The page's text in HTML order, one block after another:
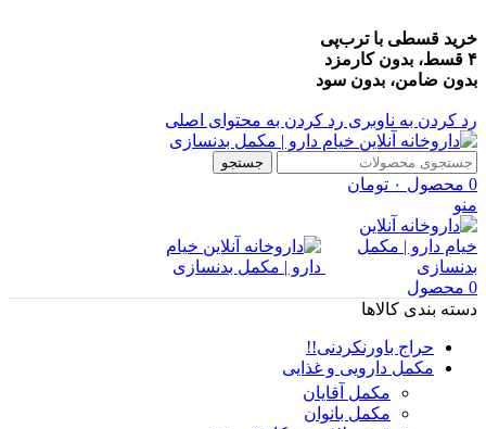
خرید قسطی با ترب‌پی
۴ قسط، بدون کارمزد
بدون ضامن، بدون سود
رد کردن به ناوبری رد کردن به محتوای اصلی
جستجو
0 محصول ۰ تومان
منو
0 محصول
دسته بندی کالاها
حراج باورنکردنی!!
مکمل دارویی و غذایی
مکمل آقایان
مکمل بانوان